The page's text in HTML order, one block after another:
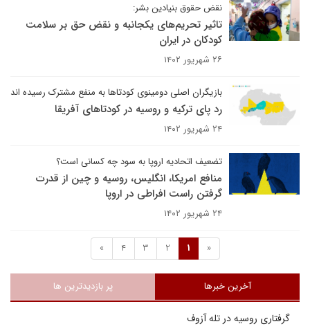
نقض حقوق بنیادین بشر:
تاثیر تحریم‌های یکجانبه و نقض حق بر سلامت
کودکان در ایران
۲۶ شهریور ۱۴۰۲
بازیگران اصلی دومینوی کودتاها به منفع مشترک رسیده اند
رد پای ترکیه و روسیه در کودتاهای آفریقا
۲۴ شهریور ۱۴۰۲
تضعیف اتحادیه اروپا به سود چه کسانی است؟
منافع امریکا، انگلیس، روسیه و چین از قدرت
گرفتن راست افراطی در اروپا
۲۴ شهریور ۱۴۰۲
«
1
2
3
4
»
آخرین خبرها پر بازدیدترین ها
گرفتاری روسیه در تله آزوف